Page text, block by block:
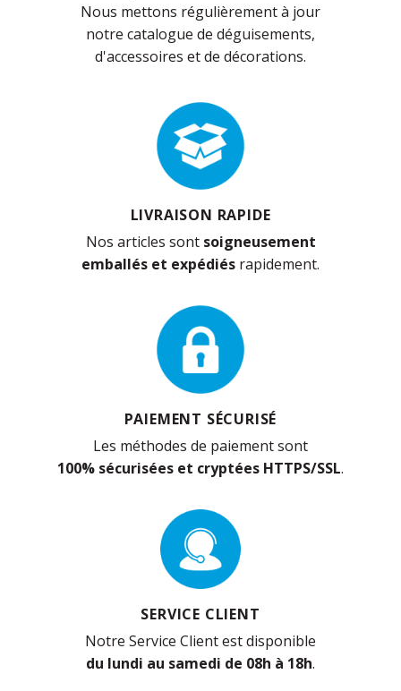
Nous mettons régulièrement à jour
notre catalogue de déguisements,
d'accessoires et de décorations.
LIVRAISON RAPIDE
Nos articles sont soigneusement
emballés et expédiés rapidement.
PAIEMENT SÉCURISÉ
Les méthodes de paiement sont
100% sécurisées et cryptées HTTPS/SSL.
SERVICE CLIENT
Notre Service Client est disponible
du lundi au samedi de 08h à 18h.